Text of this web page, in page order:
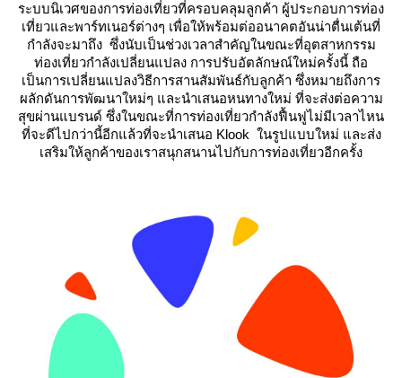
ระบบนิเวศของการท่องเที่ยวที่ครอบคลุมลูกค้า ผู้ประกอบการท่อง
เที่ยวและพาร์ทเนอร์ต่างๆ เพื่อให้พร้อมต่ออนาคตอันน่าตื่นเต้นที่
กำลังจะมาถึง ซึ่งนับเป็นช่วงเวลาสำคัญในขณะที่อุตสาหกรรม
ท่องเที่ยวกำลังเปลี่ยนแปลง การปรับอัตลักษณ์ใหม่ครั้งนี้ ถือ
เป็นการเปลี่ยนแปลงวิธีการสานสัมพันธ์กับลูกค้า ซึ่งหมายถึงการ
ผลักดันการพัฒนาใหม่ๆ และนำเสนอหนทางใหม่ ที่จะส่งต่อความ
สุขผ่านแบรนด์ ซึ่งในขณะที่การท่องเที่ยวกำลังฟื้นฟูไม่มีเวลาไหน
ที่จะดีไปกว่านี้อีกแล้วที่จะนำเสนอ Klook ในรูปแบบใหม่ และส่ง
เสริมให้ลูกค้าของเราสนุกสนานไปกับการท่องเที่ยวอีกครั้ง